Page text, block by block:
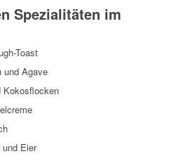
Spezialitäten im
Toast
und Agave
Kokosflocken
Eier